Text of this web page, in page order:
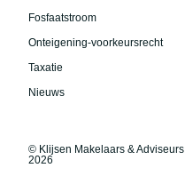
Fosfaatstroom
Onteigening-voorkeursrecht
Taxatie
Nieuws
© Klijsen Makelaars & Adviseurs
2026